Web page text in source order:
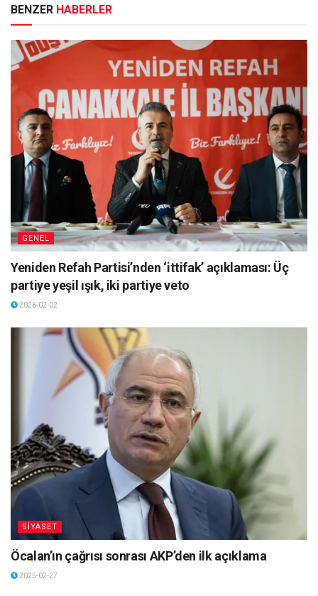
BENZER HABERLER
GENEL
Yeniden Refah Partisi’nden ‘ittifak’ açıklaması: Üç
partiye yeşil ışık, iki partiye veto
2026-02-02
SİYASET
Öcalan’ın çağrısı sonrası AKP’den ilk açıklama
2025-02-27